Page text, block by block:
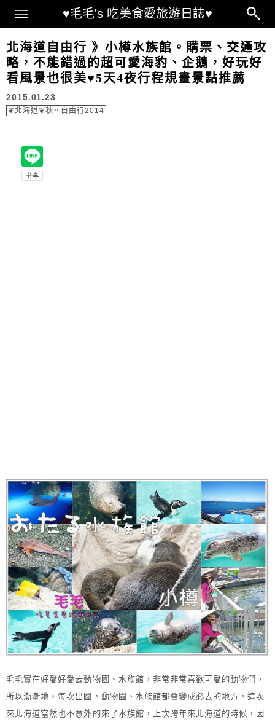
♥毛毛's 吃美食愛旅遊日誌♥
Main Menu
北海道自由行 》小樽水族館。購票、交通攻
略，不能錯過的超可愛海豹、企鵝，好玩好
看風景也很美♥5天4夜行程規畫景點推薦
2015.01.23
❦北海道❦秋。自由行2014
毛毛實在好愛好愛去動物園、水族館，非常非常喜歡可愛的動物們，
所以漸漸地，每次出國，動物園、水族館都會變成必去的地方，這次
來北海道當然也不意外的來了水族館，上次跨年來北海道的時候，因